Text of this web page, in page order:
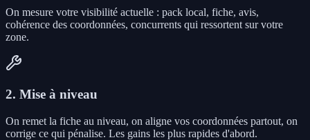
On mesure votre visibilité actuelle : pack local, fiche, avis,
cohérence des coordonnées, concurrents qui ressortent sur votre
zone.
2. Mise à niveau
On remet la fiche au niveau, on aligne vos coordonnées partout, on
corrige ce qui pénalise. Les gains les plus rapides d'abord.